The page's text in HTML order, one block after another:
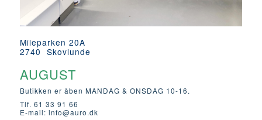
Mileparken 20A
2740 Skovlunde
AUGUST
Butikken er åben MANDAG & ONSDAG 10-16.
Tlf. 61 33 91 66
E-mail: info@auro.dk